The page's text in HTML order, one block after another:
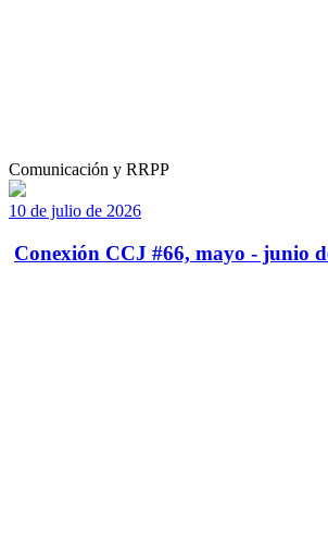
Comunicación y RRPP
10 de julio de 2026
Conexión CCJ #66, mayo - junio